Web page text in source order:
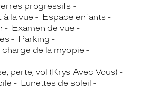
progressifs
la vue
Espace enfants
Examen de vue
Parking
de la myopie
perte, vol (Krys Avec Vous)
Lunettes de soleil